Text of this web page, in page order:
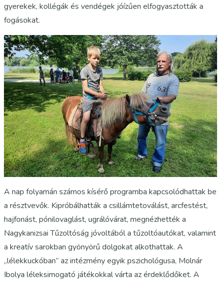
gyerekek, kollégák és vendégek jóízűen elfogyasztották a
fogásokat.
A nap folyamán számos kísérő programba kapcsolódhattak be
a résztvevők. Kipróbálhatták a csillámtetoválást, arcfestést,
hajfonást, pónilovaglást, ugrálóvárat, megnézhették a
Nagykanizsai Tűzoltóság jóvoltából a tűzoltóautókat, valamint
a kreatív sarokban gyönyörű dolgokat alkothattak. A
„lélekkuckóban” az intézmény egyik pszichológusa, Molnár
Ibolya léleksimogató játékokkal várta az érdeklődőket. A